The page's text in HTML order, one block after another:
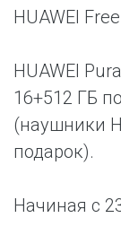
HUAWEI
HUAWEI
16+512 ГБ
(наушники
подарок).
Начиная с